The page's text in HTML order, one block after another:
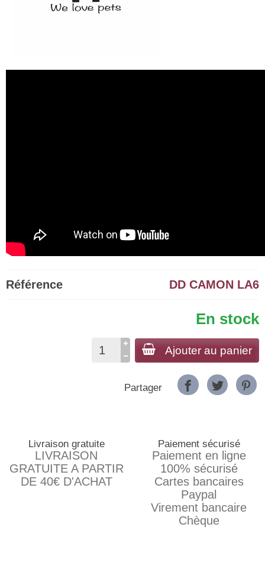
Référence DD CAMON LA6
En stock
Ajouter au panier
Partager
Livraison gratuite
LIVRAISON
GRATUITE A PARTIR
DE 40€ D'ACHAT
Paiement sécurisé
Paiement en ligne
100% sécurisé
Cartes bancaires
Paypal
Virement bancaire
Chèque